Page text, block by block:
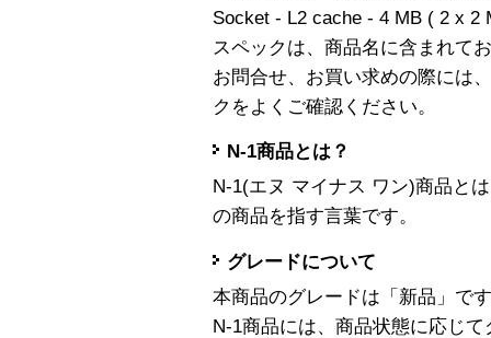
Socket - L2 cache - 4 MB ( 2 x 2
スペックは、商品名に含まれて
お問合せ、お買い求めの際には
クをよくご確認ください。
N-1商品とは？
N-1(エヌ マイナス ワン)商品と
の商品を指す言葉です。
グレードについて
本商品のグレードは「新品」です
N-1商品には、商品状態に応じ